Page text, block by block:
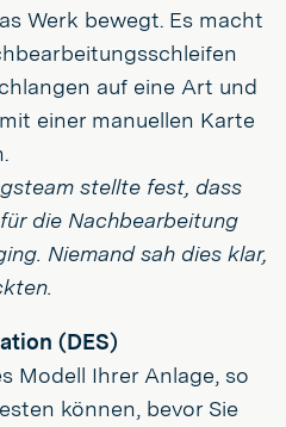
Werk bewegt. Es macht
auf eine Art und
einer manuellen Karte
stellte fest, dass
die Nachbearbeitung
Niemand sah dies klar,
(DES)
Modell Ihrer Anlage, so
können, bevor Sie